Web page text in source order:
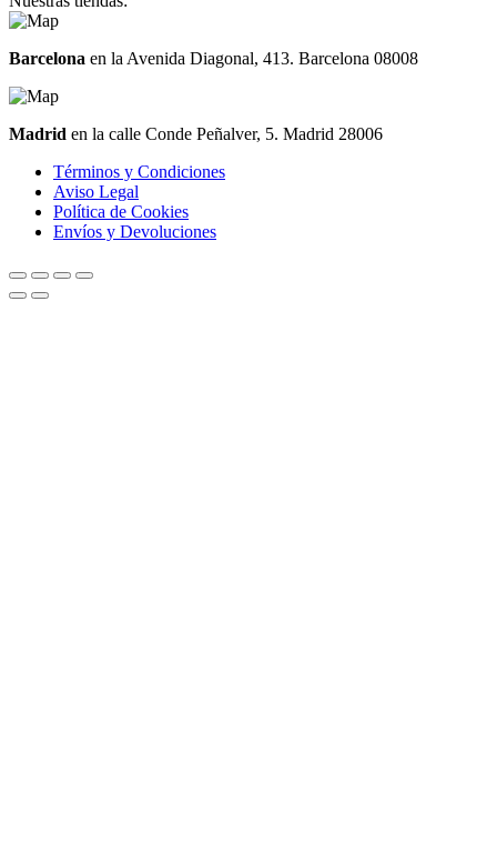
Barcelona en la Avenida Diagonal, 413. Barcelona 08008
Madrid en la calle Conde Peñalver, 5. Madrid 28006
Términos y Condiciones
Aviso Legal
Política de Cookies
Envíos y Devoluciones